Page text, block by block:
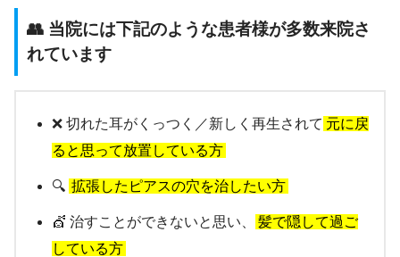
👥 当院には下記のような患者様が多数来院さ
れています
❌ 切れた耳がくっつく／新しく再生されて 元に戻
ると思って放置している方
🔍 拡張したピアスの穴を治したい方
💇 治すことができないと思い、
髪で隠して過ご
している方